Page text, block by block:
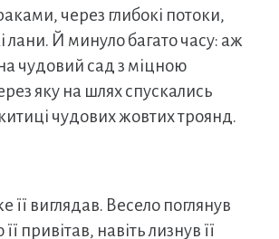
через глибокі потоки,
лани. Й минуло багато часу: аж
чудовий сад з міцною
яку на шлях спускались
чудових жовтих троянд.
її виглядав. Весело поглянув
привітав, навіть лизнув її